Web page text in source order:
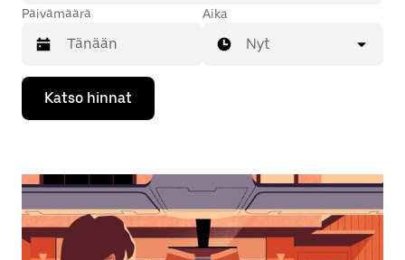
Päivämäärä
Valitse
päivämäärä
kalenterissa
Sulje
Esc-
painikkeella.
Aika
Nyt
Katso hinnat